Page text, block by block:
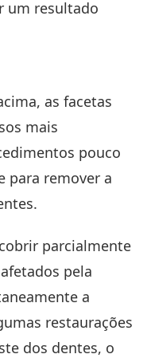
um resultado
as facetas
mais
pouco
para remover a
parcialmente
pela
a
restaurações
dos dentes, o